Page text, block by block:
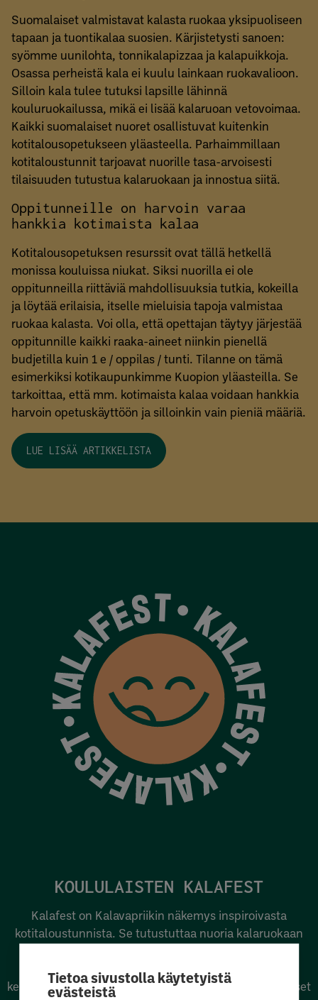
Suomalaiset valmistavat kalasta ruokaa yksipuoliseen
tapaan ja tuontikalaa suosien. Kärjistetysti sanoen:
syömme uunilohta, tonnikalapizzaa ja kalapuikkoja.
Osassa perheistä kala ei kuulu lainkaan ruokavalioon.
Silloin kala tulee tutuksi lapsille lähinnä
kouluruokailussa, mikä ei lisää kalaruoan vetovoimaa.
Kaikki suomalaiset nuoret osallistuvat kuitenkin
kotitalousopetukseen yläasteella. Parhaimmillaan
kotitaloustunnit tarjoavat nuorille tasa-arvoisesti
tilaisuuden tutustua kalaruokaan ja innostua siitä.
Oppitunneille on harvoin varaa
hankkia kotimaista kalaa
Kotitalousopetuksen resurssit ovat tällä hetkellä
monissa kouluissa niukat. Siksi nuorilla ei ole
oppitunneilla riittäviä mahdollisuuksia tutkia, kokeilla
ja löytää erilaisia, itselle mieluisia tapoja valmistaa
ruokaa kalasta. Voi olla, että opettajan täytyy järjestää
oppitunnille kaikki raaka-aineet niinkin pienellä
budjetilla kuin 1 e / oppilas / tunti. Tilanne on tämä
esimerkiksi kotikaupunkimme Kuopion yläasteilla. Se
tarkoittaa, että mm. kotimaista kalaa voidaan hankkia
harvoin opetuskäyttöön ja silloinkin vain pieniä määriä.
LUE LISÄÄ ARTIKKELISTA
KOULULAISTEN KALAFEST
Kalafest on Kalavapriikin näkemys inspiroivasta
kotitaloustunnista. Se tutustuttaa nuoria kalaruokaan
kehittämämme oppituntikonsepti, jota koulut ja yritykset
Tietoa sivustolla käytetyistä
evästeistä